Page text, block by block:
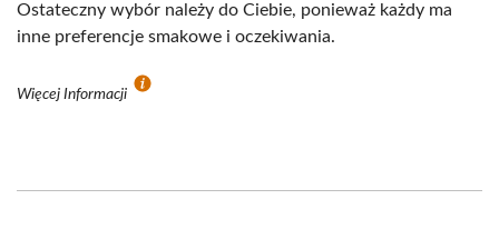
Ostateczny wybór należy do Ciebie, ponieważ każdy ma
inne preferencje smakowe i oczekiwania.
Więcej Informacji